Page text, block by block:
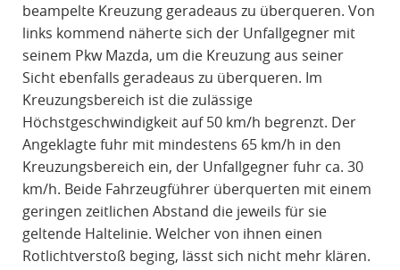
beampelte Kreuzung geradeaus zu überqueren. Von
links kommend näherte sich der Unfallgegner mit
seinem Pkw Mazda, um die Kreuzung aus seiner
Sicht ebenfalls geradeaus zu überqueren. Im
Kreuzungsbereich ist die zulässige
Höchstgeschwindigkeit auf 50 km/h begrenzt. Der
Angeklagte fuhr mit mindestens 65 km/h in den
Kreuzungsbereich ein, der Unfallgegner fuhr ca. 30
km/h. Beide Fahrzeugführer überquerten mit einem
geringen zeitlichen Abstand die jeweils für sie
geltende Haltelinie. Welcher von ihnen einen
Rotlichtverstoß beging, lässt sich nicht mehr klären.